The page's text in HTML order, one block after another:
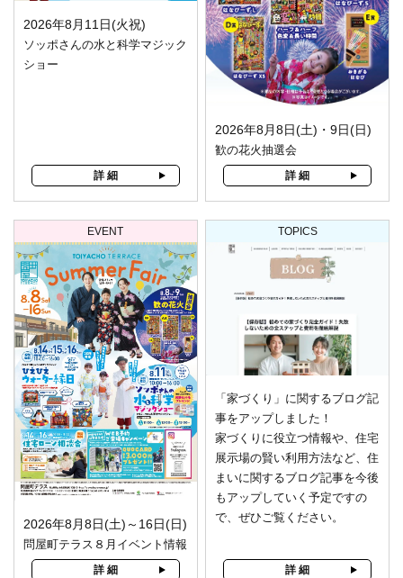
2026年8月11日(火祝)
ソッポさんの水と科学マジック
ショー
詳 細
2026年8月8日(土)・9日(日)
歓の花火抽選会
詳 細
EVENT
2026年8月8日(土)～16日(日)
問屋町テラス８月イベント情報
詳 細
TOPICS
「家づくり」に関するブログ記
事をアップしました！
家づくりに役立つ情報や、住宅
展示場の賢い利用方法など、住
まいに関するブログ記事を今後
もアップしていく予定ですの
で、ぜひご覧ください。
詳 細